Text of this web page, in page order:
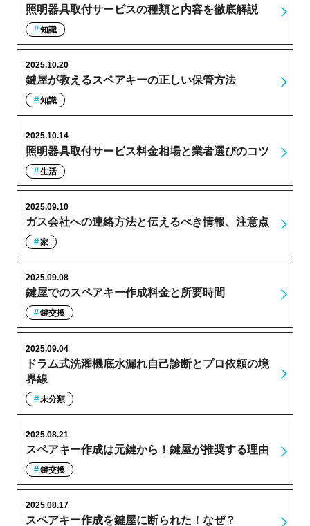
照明器具取付サービスの種類と内容を徹底解説
知識
鍵屋が教えるスペアキーの正しい保管方法
2025.10.20
知識
照明器具取付サービス料金相場と業者選びのコツ
2025.10.14
生活
ガス会社への連絡方法と伝えるべき情報、注意点
2025.09.10
家
鍵屋でのスペアキー作成料金と所要時間
2025.09.08
鍵交換
ドラム式洗濯機底水漏れ自己診断とプロ依頼の境
界線
2025.09.04
未分類
スペアキー作成は元鍵から！鍵屋が推奨する理由
2025.08.21
鍵交換
スペアキー作成を鍵屋に断られた！なぜ？
2025.08.17